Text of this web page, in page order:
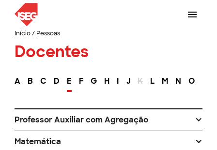
Início/ Pessoas
Docentes
A B C D E F G H I J K L M N O
Professor Auxiliar com Agregação
Matemática